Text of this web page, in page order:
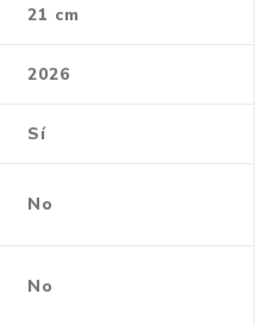
21 cm
2026
Sí
No
No